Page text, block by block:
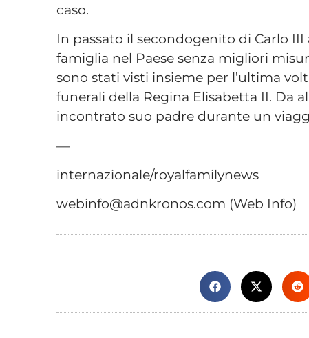
caso.
In passato il secondogenito di Carlo
famiglia nel Paese senza migliori
sono stati visti insieme per l’ultima
funerali della Regina Elisabetta II. Da
incontrato suo padre durante un
—
internazionale/royalfamilynews
webinfo@adnkronos.com (Web Info)